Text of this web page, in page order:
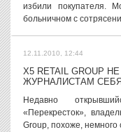
избили покупателя.
больничном с
12.11.2010, 12:44
X5 RETAIL GROUP
ЖУРНАЛИСТАМ
Недавно
«Перекресток»,
Group, похоже,